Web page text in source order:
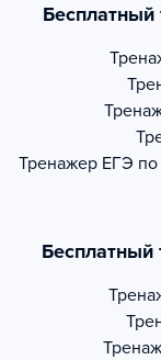
Тренажер ЕГЭ
Бесплатный